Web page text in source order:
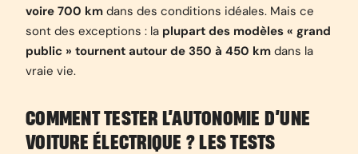
voire 700 km dans des conditions idéales. Mais ce
sont des exceptions : la plupart des modèles « grand
public » tournent autour de 350 à 450 km dans la
vraie vie.
COMMENT TESTER L’AUTONOMIE D’UNE
VOITURE ÉLECTRIQUE ? LES TESTS